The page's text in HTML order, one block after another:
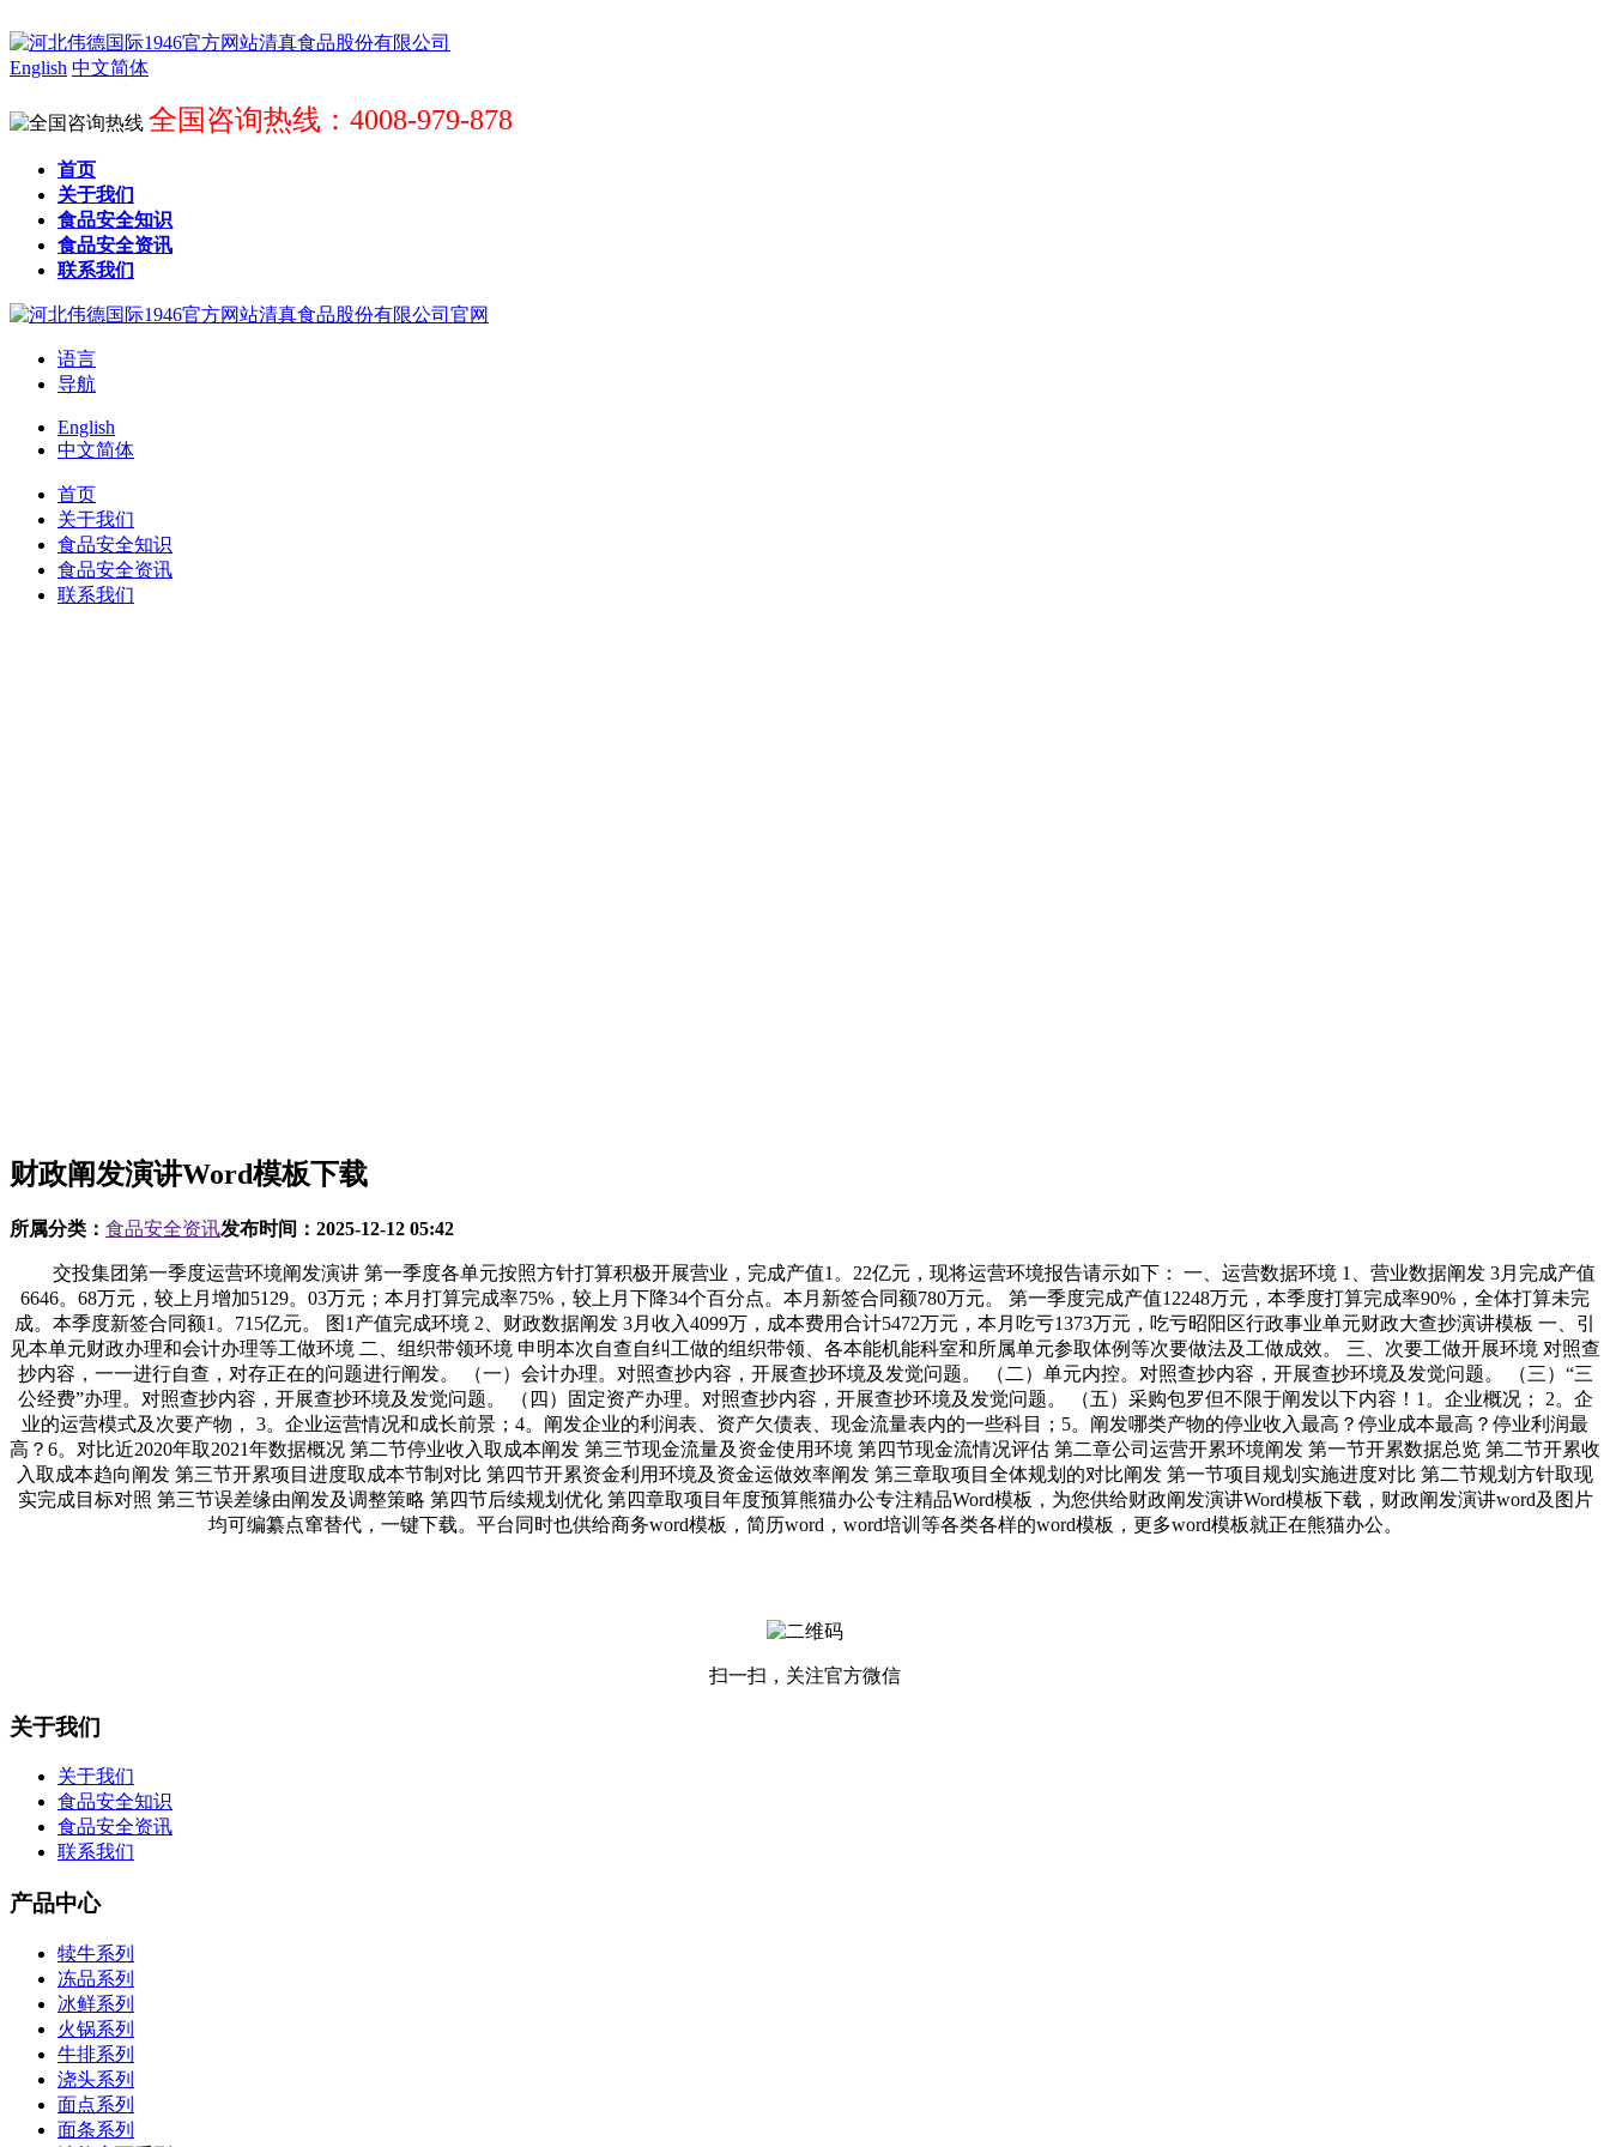
English 中文简体
全国咨询热线：4008-979-878
首页
关于我们
食品安全知识
食品安全资讯
联系我们
语言
导航
English
中文简体
首页
关于我们
食品安全知识
食品安全资讯
联系我们
财政阐发演讲Word模板下载
所属分类： 食品安全资讯发布时间： 2025-12-12 05:42
交投集团第一季度运营环境阐发演讲 第一季度各单元按照方针打算积极开展营业，完成产值1。22亿元，现将运营环境报告请示如下： 一、运营数据环境 1、营业数据阐发 3月完成产值
6646。68万元，较上月增加5129。03万元；本月打算完成率75%，较上月下降34个百分点。本月新签合同额780万元。 第一季度完成产值12248万元，本季度打算完成率90%，全体打算未完
成。本季度新签合同额1。715亿元。 图1产值完成环境 2、财政数据阐发 3月收入4099万，成本费用合计5472万元，本月吃亏1373万元，吃亏昭阳区行政事业单元财政大查抄演讲模板 一、引
见本单元财政办理和会计办理等工做环境 二、组织带领环境 申明本次自查自纠工做的组织带领、各本能机能科室和所属单元参取体例等次要做法及工做成效。 三、次要工做开展环境 对照查
抄内容，一一进行自查，对存正在的问题进行阐发。 （一）会计办理。对照查抄内容，开展查抄环境及发觉问题。 （二）单元内控。对照查抄内容，开展查抄环境及发觉问题。 （三）“三
公经费”办理。对照查抄内容，开展查抄环境及发觉问题。 （四）固定资产办理。对照查抄内容，开展查抄环境及发觉问题。 （五）采购包罗但不限于阐发以下内容！1。企业概况； 2。企
业的运营模式及次要产物， 3。企业运营情况和成长前景；4。阐发企业的利润表、资产欠债表、现金流量表内的一些科目；5。阐发哪类产物的停业收入最高？停业成本最高？停业利润最
高？6。对比近2020年取2021年数据概况 第二节停业收入取成本阐发 第三节现金流量及资金使用环境 第四节现金流情况评估 第二章公司运营开累环境阐发 第一节开累数据总览 第二节开累收
入取成本趋向阐发 第三节开累项目进度取成本节制对比 第四节开累资金利用环境及资金运做效率阐发 第三章取项目全体规划的对比阐发 第一节项目规划实施进度对比 第二节规划方针取现
实完成目标对照 第三节误差缘由阐发及调整策略 第四节后续规划优化 第四章取项目年度预算熊猫办公专注精品Word模板，为您供给财政阐发演讲Word模板下载，财政阐发演讲word及图片
均可编纂点窜替代，一键下载。平台同时也供给商务word模板，简历word，word培训等各类各样的word模板，更多word模板就正在熊猫办公。
扫一扫，关注官方微信
关于我们
关于我们
食品安全知识
食品安全资讯
联系我们
产品中心
犊牛系列
冻品系列
冰鲜系列
火锅系列
牛排系列
浇头系列
面点系列
面条系列